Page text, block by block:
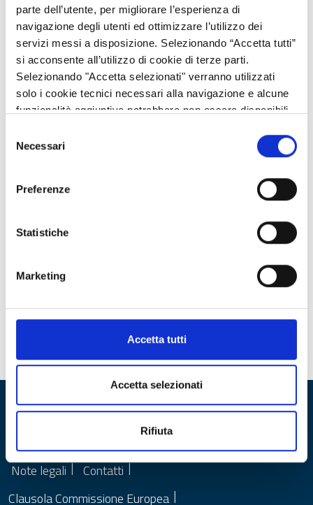
parte dell’utente, per migliorare l’esperienza di
navigazione degli utenti ed ottimizzare l’utilizzo dei
servizi messi a disposizione. Selezionando “Accetta tutti”
si acconsente all’utilizzo di cookie di terze parti.
Selezionando "Accetta selezionati" verranno utilizzati
solo i cookie tecnici necessari alla navigazione e alcune
funzionalità aggiuntive potrebbero non essere disponibili.
delNecessari
Preferenze
Statistiche
Marketing
Accetta tutti
Accetta selezionati
Rifiuta
Sostegno temporaneo a favore di agricoltori e PMI
particolarmente colpiti dalla crisi di Covid-19 (articolo 39-b)
Data di pubblicazione:14/07/2023
24/08/2023
Note legali
Contatti
Clausola Commissione Europea